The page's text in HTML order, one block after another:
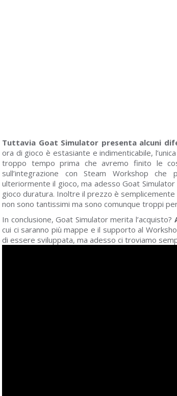
Tuttavia Goat Simulator presenta alcuni
ora di gioco è estasiante e indimenticabile,
troppo tempo prima che avremo finito le
sull’integrazione con Steam Workshop
ulteriormente il gioco, ma adesso Goat
gioco duratura. Inoltre il prezzo è
non sono tantissimi ma sono comunque troppi
In conclusione, Goat Simulator merita l’acquisto?
cui ci saranno più mappe e il supporto al
di essere sviluppata, ma adesso ci troviamo